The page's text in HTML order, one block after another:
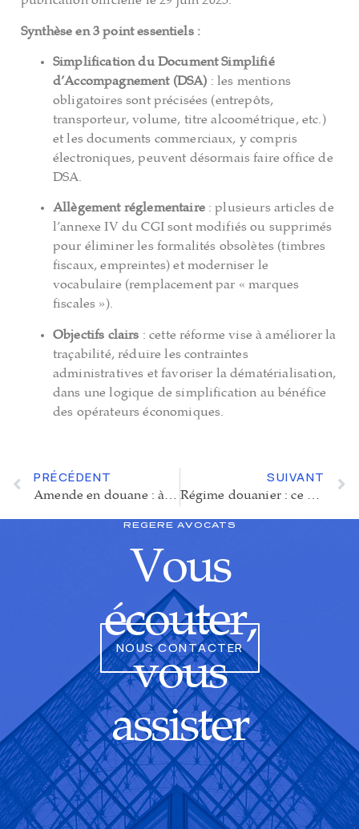
Synthèse en 3 point essentiels :
Simplification du Document Simplifié
d’Accompagnement (DSA) : les mentions
obligatoires sont précisées (entrepôts,
transporteur, volume, titre alcoométrique, etc.)
et les documents commerciaux, y compris
électroniques, peuvent désormais faire office de
DSA.
Allègement réglementaire: plusieurs articles de
l’annexe IV du CGI sont modifiés ou supprimés
pour éliminer les formalités obsolètes (timbres
fiscaux, empreintes) et moderniser le
vocabulaire (remplacement par « marques
fiscales »).
Objectifs clairs : cette réforme vise à améliorer la
traçabilité, réduire les contraintes
administratives et favoriser la dématérialisation,
dans une logique de simplification au bénéfice
des opérateurs économiques.
PRÉCÉDENT
Amende en douane : à quoi s’attendre, comment elle se calcule, et comment se défendre
SUIVANT
Régime douanier : ce qu’il faut savoir pour sécuriser vos importations et exportations
REGERE AVOCATS
Vous
écouter,
vous
assister
NOUS CONTACTER